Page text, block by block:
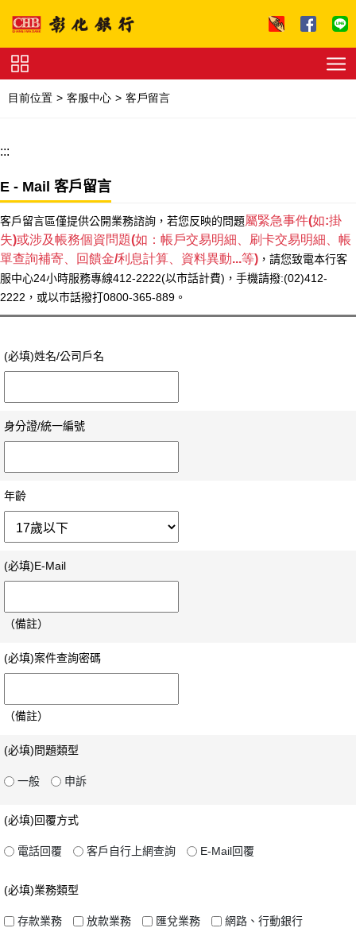
證
券
財
友
善
連
結
法
拍
專
區
下
載
目前位置 客服中心 客戶留言
:::
E - Mail 客戶留言
客戶留言區僅提供公開業務諮詢，若您反映的問題屬緊急事件(如:掛
失)或涉及帳務個資問題(如：帳戶交易明細、刷卡交易明細、帳
單查詢補寄、回饋金/利息計算、資料異動...等) ，請您致電本行客
服中心24小時服務專線412-2222(以市話計費)，手機請撥:(02)412-
2222，或以市話撥打0800-365-889。
(必填)姓名/公司戶名
身分證/統一編號
年齡
(必填)E-Mail
（備註）
(必填)案件查詢密碼
（備註）
(必填)問題類型
一般 申訴
(必填)回覆方式
電話回覆 客戶自行上網查詢 E-Mail回覆
(必填)業務類型
存款業務 放款業務 匯兌業務 網路、行動銀行